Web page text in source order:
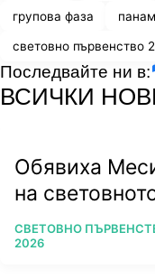
групова фаза
световно първенство
Последвайте ни в:
ВСИЧКИ
Обявиха
на
ПОВЕЧЕ ОТ
СВЕТОВНО
2026